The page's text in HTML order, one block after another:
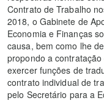
Contrato de Trabalho
2018, o Gabinete de
Economia e Finanças
causa, bem como lhe
propondo a
exercer funções de
contrato individual de
pelo Secretário para a